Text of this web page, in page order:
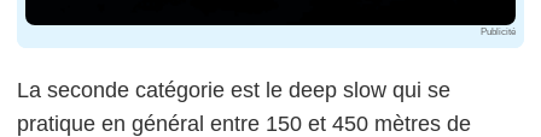
Publicité
La seconde catégorie est le deep slow qui se
pratique en général entre 150 et 450 mètres de